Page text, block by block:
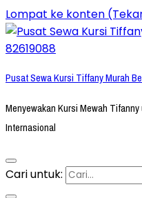
Lompat ke konten
Pusat Sewa Kursi Tiffany Murah
Menyewakan Kursi Mewah
Internasional
Cari untuk: